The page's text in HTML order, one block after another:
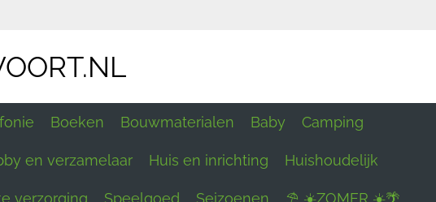
Boeken Bouwmaterialen Baby Camping
en verzamelaar Huis en inrichting Huishoudelijk
verzorging Speelgoed Seizoenen ⛱ ☀️ZOMER ☀️🌴